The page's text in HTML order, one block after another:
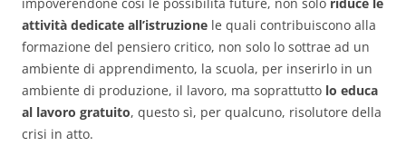
impoverendone così le possibilità future, non solo riduce le
attività dedicate all’istruzione le quali contribuiscono alla
formazione del pensiero critico, non solo lo sottrae ad un
ambiente di apprendimento, la scuola, per inserirlo in un
ambiente di produzione, il lavoro, ma soprattutto lo educa
al lavoro gratuito, questo sì, per qualcuno, risolutore della
crisi in atto.